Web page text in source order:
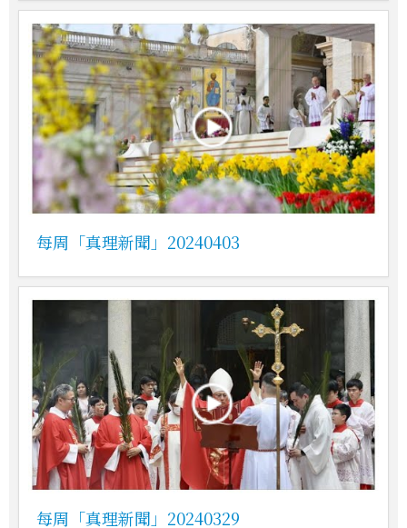
每周「真理新聞」20240403
每周「真理新聞」20240329